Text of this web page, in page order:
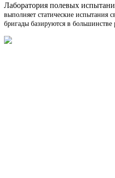
Лаборатория полевых
выполняет статические
бригады базируются в большинстве